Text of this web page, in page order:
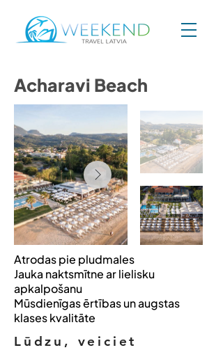
Acharavi Beach
Atrodas pie pludmales
Jauka naktsmītne ar lielisku
apkalpošanu
Mūsdienīgas ērtības un augstas
klases kvalitāte
Lūdzu, veiciet